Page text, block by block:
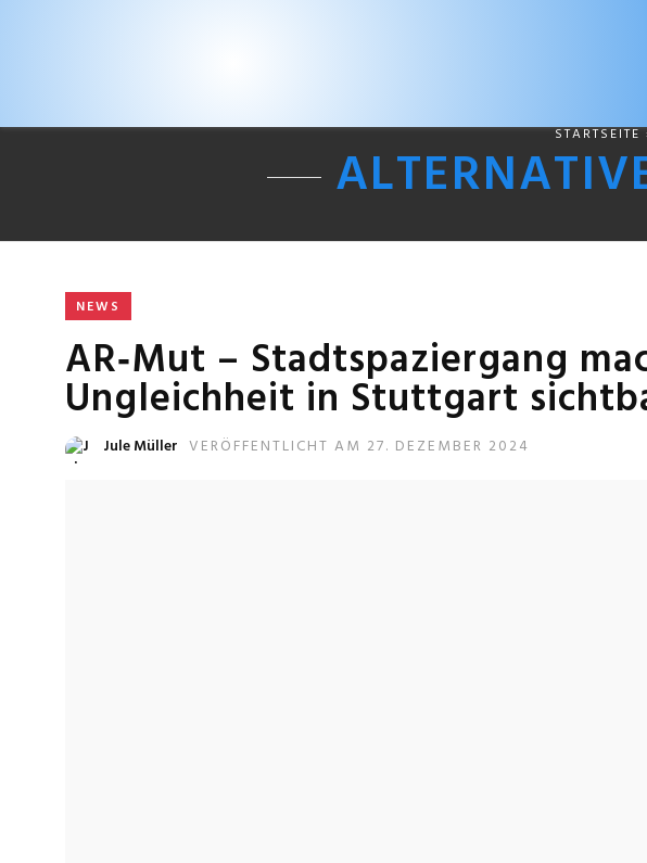
STARTSEITE
NEWS
AR‐Mut – Stadtspaziergang
Ungleichheit in Stuttgart
Jule Müller VERÖFFENTLICHT AM 27. DEZEMBER 2024